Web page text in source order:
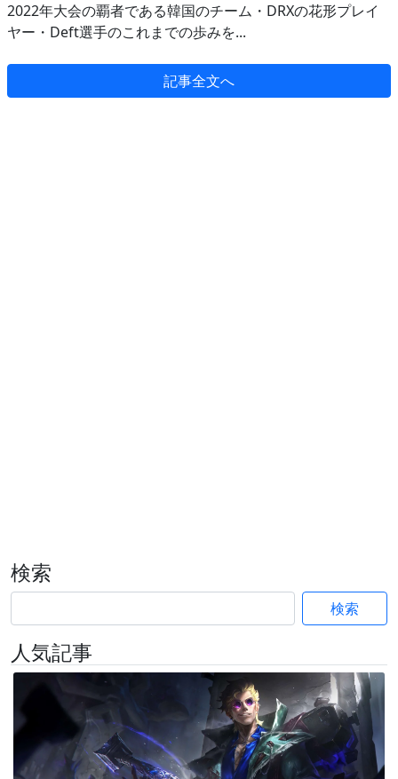
2022年大会の覇者である韓国のチーム・DRXの花形プレイ
ヤー・Deft選手のこれまでの歩みを...
記事全文へ
検索
検索
人気記事